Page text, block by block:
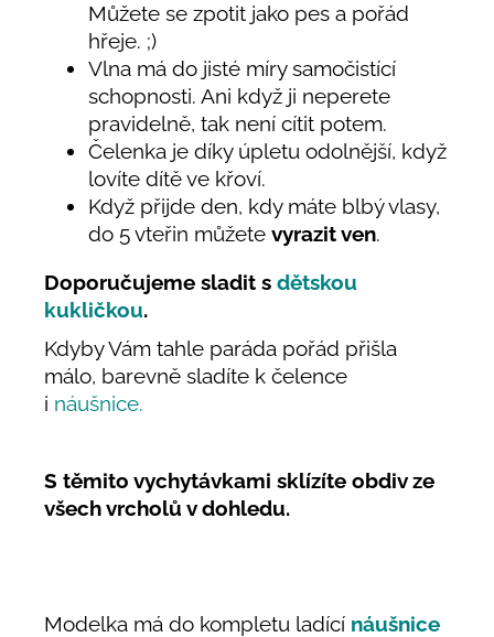
Můžete se zpotit jako pes a pořád
hřeje. ;)
Vlna má do jisté míry samočistící
schopnosti. Ani když ji neperete
pravidelně, tak není cítit potem.
Čelenka je díky úpletu odolnější, když
lovíte dítě ve křoví.
Když přijde den, kdy máte blbý vlasy,
do 5 vteřin můžete vyrazit ven.
Doporučujeme sladit s dětskou
kukličkou.
Kdyby Vám tahle paráda pořád přišla
málo, barevně sladíte k čelence
i náušnice.
S těmito vychytávkami sklízíte obdiv ze
všech vrcholů v dohledu.
Modelka má do kompletu ladící náušnice